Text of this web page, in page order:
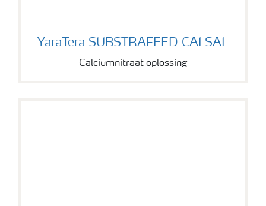
YaraTera SUBSTRAFEED CALSAL
YaraTera SUBSTRAFEED CALSAL
Calciumnitraat oplossing